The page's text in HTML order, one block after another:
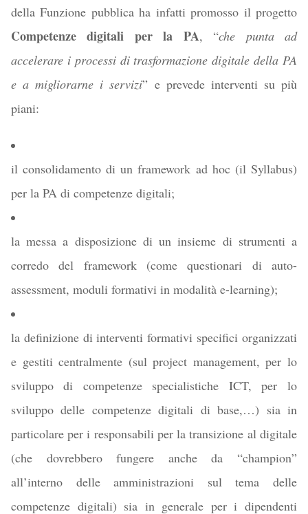
della Funzione pubblica ha infatti promosso il progetto
Competenze digitali per la PA, “che punta ad
accelerare i processi di trasformazione digitale della PA
e a migliorarne i servizi” e prevede interventi su più
piani:
il consolidamento di un framework ad hoc (il Syllabus)
per la PA di competenze digitali;
la messa a disposizione di un insieme di strumenti a
corredo del framework (come questionari di auto-
assessment, moduli formativi in modalità e-learning);
la definizione di interventi formativi specifici organizzati
e gestiti centralmente (sul project management, per lo
sviluppo di competenze specialistiche ICT, per lo
sviluppo delle competenze digitali di base,…) sia in
particolare per i responsabili per la transizione al digitale
(che dovrebbero fungere anche da “champion”
all’interno delle amministrazioni sul tema delle
competenze digitali) sia in generale per i dipendenti